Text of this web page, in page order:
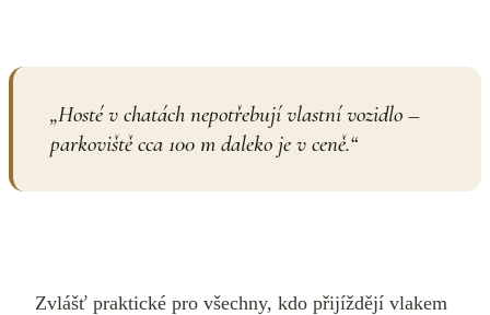
„Hosté v chatách nepotřebují vlastní vozidlo –
parkoviště cca 100 m daleko je v ceně.“
Zvlášť praktické pro všechny, kdo přijíždějí vlakem